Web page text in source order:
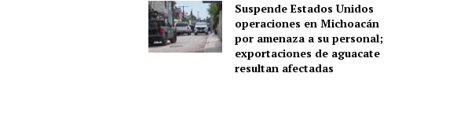
Suspende Estados Unidos
operaciones en Michoacán
por amenaza a su personal;
exportaciones de aguacate
resultan afectadas